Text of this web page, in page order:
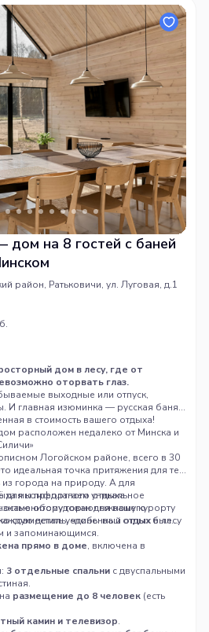
на 8 гостей с баней
район, Ратьковичи, ул. Луговая, д.1
дом в лесу, где от
оторвать глаз.
выходные или отпуск,
И главная изюминка — русская баня
в стоимость вашего отдыха!
расположен недалеко от Минска и
Логойском районе, всего в 30
идеальная точка притяжения для тех,
города на природу. А для
мы предлагаем уникальное
знаменитому горнолыжному курорту
совместить уединенный отдых в лесу
для комфортного отдыха
оборудован для вашего
деталь, чтобы ваш отдых был
и запоминающимся.
прямо в доме, включена в
3 отдельные спальни с двуспальными
размещение до 8 человек (есть
камин и телевизор.